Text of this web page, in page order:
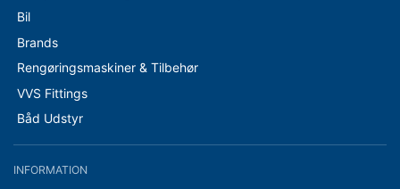
Bil
Brands
Rengøringsmaskiner & Tilbehør
VVS Fittings
Båd Udstyr
INFORMATION